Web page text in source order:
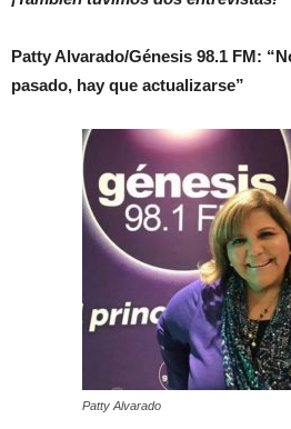
Patty Alvarado/Génesis 98.1 FM:
pasado, hay que actualizarse”
Patty Alvarado